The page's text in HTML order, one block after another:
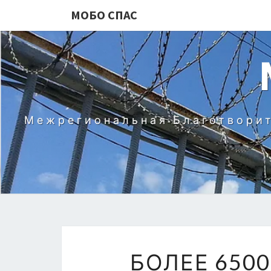
МОБО СПАС
Межрегиональная
БОЛЕЕ